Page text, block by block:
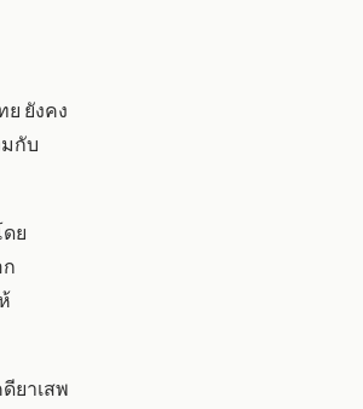
ย ยังคง
กับ
ย
ยาเสพ